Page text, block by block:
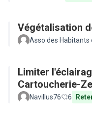
Végétalisation
Asso des
Limiter
Cartoucherie-
Navillus76 6